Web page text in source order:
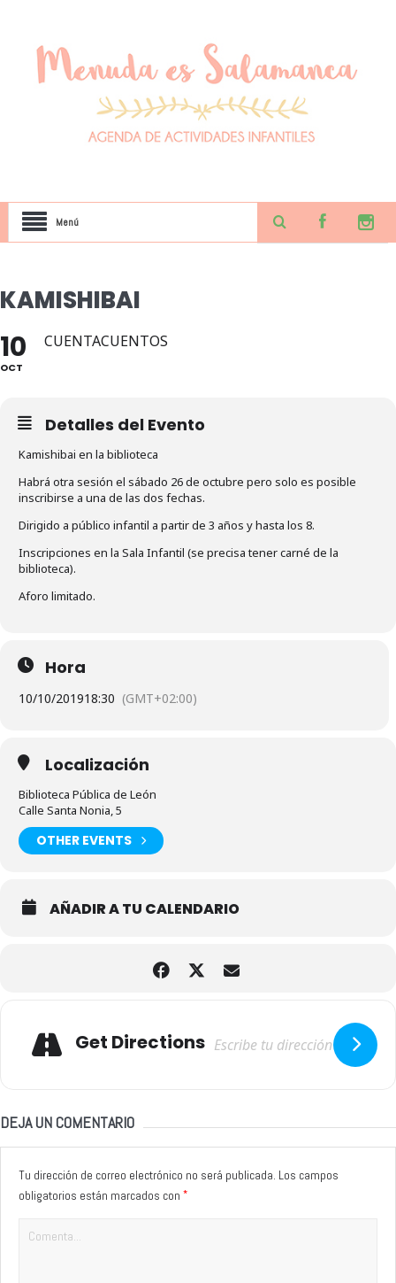
Menú
KAMISHIBAI
10
OCT
CUENTACUENTOS
Detalles del Evento
Kamishibai en la biblioteca
Habrá otra sesión el sábado 26 de octubre pero solo es posible
inscribirse a una de las dos fechas.
Dirigido a público infantil a partir de 3 años y hasta los 8.
Inscripciones en la Sala Infantil (se precisa tener carné de la
biblioteca).
Aforo limitado.
Hora
10/10/201918:30 (GMT+02:00)
Localización
Biblioteca Pública de León
Calle Santa Nonia, 5
OTHER EVENTS
AÑADIR A TU CALENDARIO
Get Directions
DEJA UN COMENTARIO
Tu dirección de correo electrónico no será publicada. Los campos
obligatorios están marcados con *